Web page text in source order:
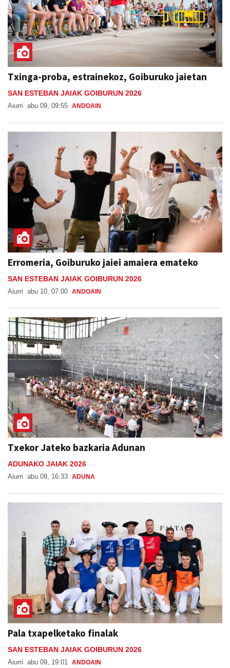
Txinga-proba, estrainekoz, Goiburuko jaietan
SAN ESTEBAN JAIAK GOIBURUN 2026
Aiurri abu 09, 09:55 ANDOAIN
Erromeria, Goiburuko jaiei amaiera emateko
SAN ESTEBAN JAIAK GOIBURUN 2026
Aiurri abu 10, 07:00 ANDOAIN
Txekor Jateko bazkaria Adunan
ADUNAKO JAIAK 2026
Aiurri abu 09, 16:33 ADUNA
Pala txapelketako finalak
SAN ESTEBAN JAIAK GOIBURUN 2026
Aiurri abu 09, 19:01 ANDOAIN